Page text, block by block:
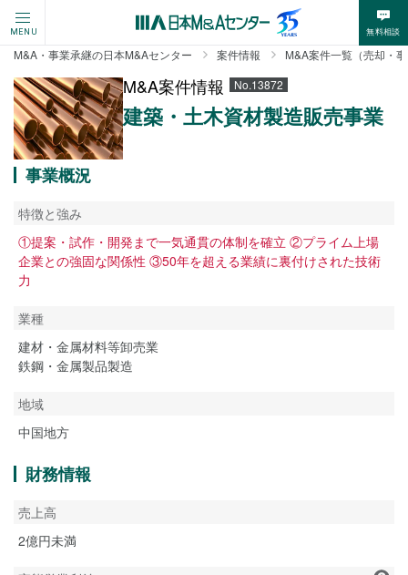
MENU 無料相談
M&A・事業承継の日本M&Aセンター 案件情報 M&A案件一覧（売却・
M&A案件情報 No.13872
建築・土木資材製造販売事業
事業概況
特徴と強み
①提案・試作・開発まで一気通貫の体制を確立 ②プライム上場
企業との強固な関係性 ③50年を超える業績に裏付けされた技術
力
業種
建材・金属材料等卸売業
鉄鋼・金属製品製造
地域
中国地方
財務情報
売上高
2億円未満